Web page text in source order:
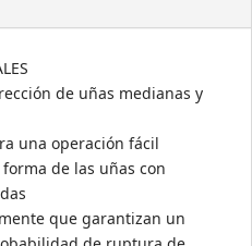
de uñas medianas y
una operación fácil
de las uñas con
que garantizan un